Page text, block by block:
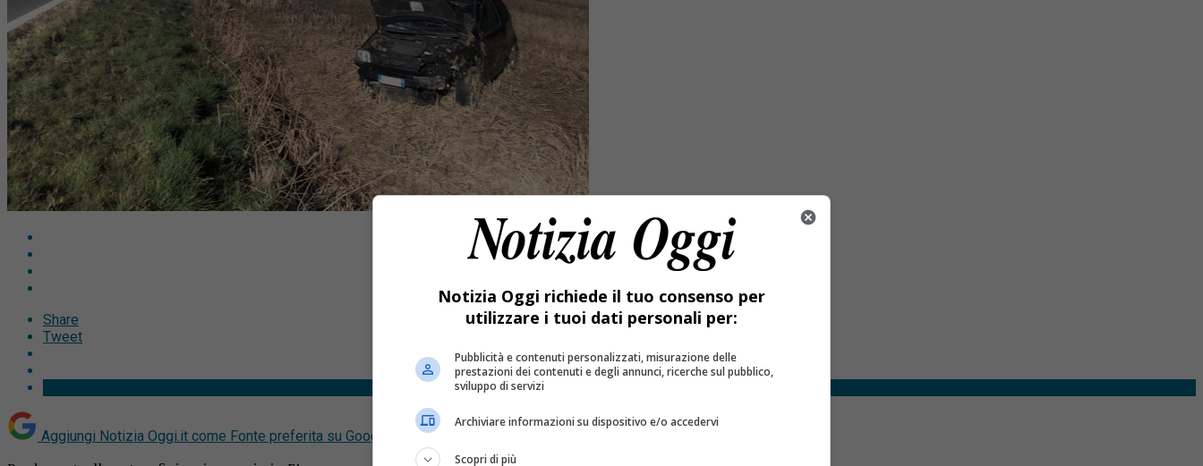
Share
Tweet
Aggiungi Notizia Oggi.it come Fonte preferita su Google
Notizia Oggi richiede il tuo consenso per
utilizzare i tuoi dati personali per:
Pubblicità e contenuti personalizzati, misurazione delle
prestazioni dei contenuti e degli annunci, ricerche sul pubblico,
sviluppo di servizi
Archiviare informazioni su dispositivo e/o accedervi
Scopri di più